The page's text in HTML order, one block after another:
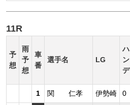
11R
予
想
雨
予
想
車
番
選手名 LG
ハ
ン
デ
1 関 仁孝 伊勢崎 0